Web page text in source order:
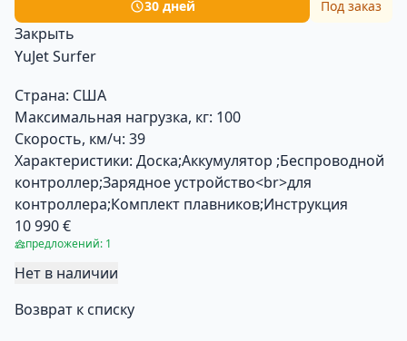
30 дней Под заказ
Закрыть
YuJet Surfer
Страна: США
Максимальная нагрузка, кг: 100
Скорость, км/ч: 39
Характеристики: Доска;Аккумулятор ;Беспроводной
контроллер;Зарядное устройство<br>для
контроллера;Комплект плавников;Инструкция
10 990 €
предложений: 1
Нет в наличии
Возврат к списку